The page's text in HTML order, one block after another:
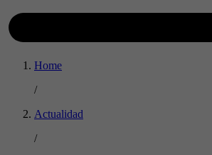
Home
/
Actualidad
/